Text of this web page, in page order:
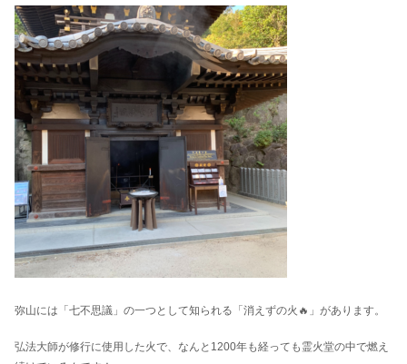
弥山には「七不思議」の一つとして知られる「消えずの火🔥」があります。
弘法大師が修行に使用した火で、なんと1200年も経っても霊火堂の中で燃え